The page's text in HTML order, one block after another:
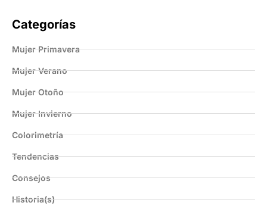
Categorías
Mujer Primavera
Mujer Verano
Mujer Otoño
Mujer Invierno
Colorimetría
Tendencias
Consejos
Historia(s)